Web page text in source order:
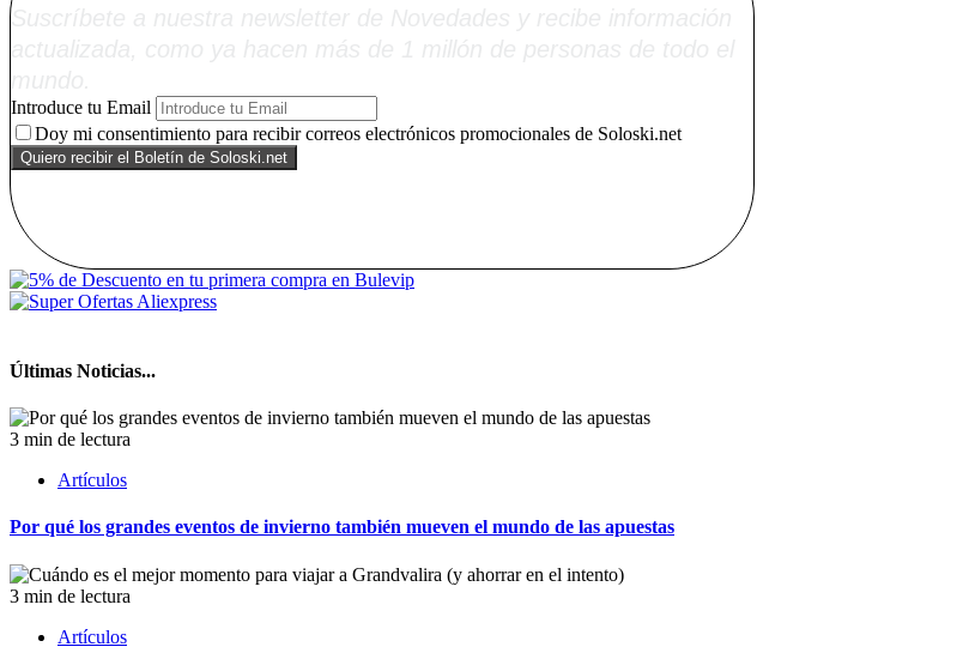
Suscríbete a nuestra newsletter de Novedades y recibe información
Introduce tu Email
Doy mi consentimiento para recibir correos electrónicos promocionales de Soloski.net
Últimas Noticias...
3 min de lectura
Artículos
Por qué los grandes eventos de invierno también mueven el mundo de las apuestas
3 min de lectura
Artículos